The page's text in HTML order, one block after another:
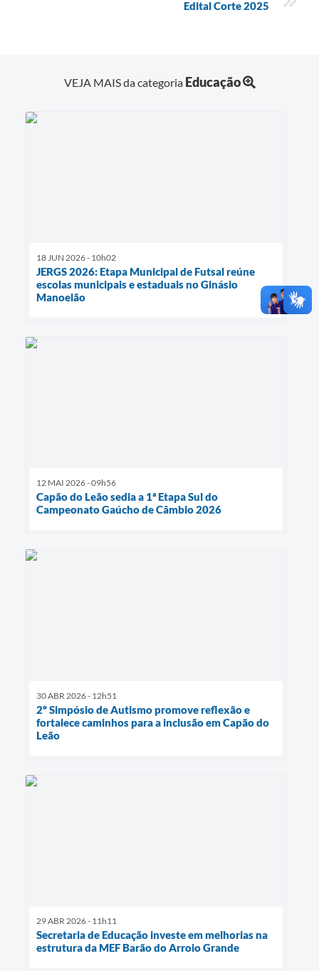
Edital Corte 2025
VEJA MAIS da categoria Educação
18 JUN 2026 - 10h02
JERGS 2026: Etapa Municipal de Futsal reúne
escolas municipais e estaduais no Ginásio
Manoelão
12 MAI 2026 - 09h56
Capão do Leão sedia a 1ª Etapa Sul do
Campeonato Gaúcho de Câmbio 2026
30 ABR 2026 - 12h51
2º Simpósio de Autismo promove reflexão e
fortalece caminhos para a inclusão em Capão do
Leão
29 ABR 2026 - 11h11
Secretaria de Educação investe em melhorias na
estrutura da MEF Barão do Arroio Grande